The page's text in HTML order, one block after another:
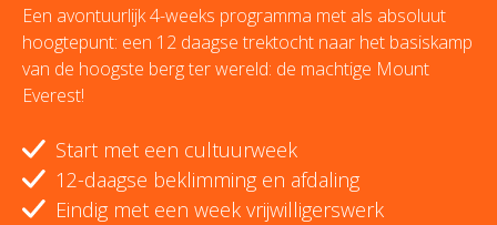
Een avontuurlijk 4-weeks programma met als absoluut
hoogtepunt: een 12 daagse trektocht naar het basiskamp
van de hoogste berg ter wereld: de machtige Mount
Everest!
Start met een cultuurweek
12-daagse beklimming en afdaling
Eindig met een week vrijwilligerswerk